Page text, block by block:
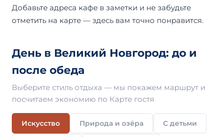
Добавьте адреса кафе в заметки и не забудьте
отметить на карте — здесь вам точно понравится.
День в Великий Новгород: до и
после обеда
Выберите стиль отдыха — мы покажем маршрут и
посчитаем экономию по Карте гостя
Искусство Природа и озёра С детьми